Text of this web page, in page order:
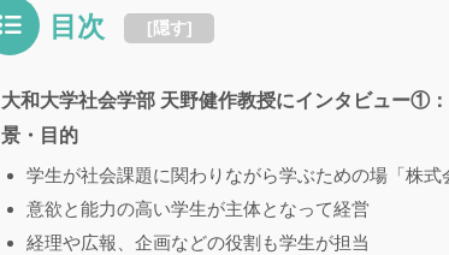
目次 [隠す]
大和大学社会学部 天野健作教授にインタビュー①
景・目的
学生が社会課題に関わりながら学ぶための場「株式
意欲と能力の高い学生が主体となって経営
経理や広報、企画などの役割も学生が担当